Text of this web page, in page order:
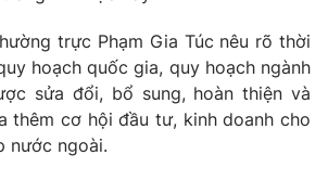
trực Phạm Gia Túc nêu rõ thời
hoạch quốc gia, quy hoạch ngành
sửa đổi, bổ sung, hoàn thiện và
thêm cơ hội đầu tư, kinh doanh cho
nước ngoài.